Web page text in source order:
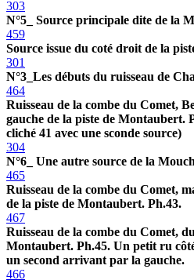
303
N°5_ Source principale dite de la
459
Source issue du coté droit de la
301
N°3_Les débuts du ruisseau de
464
Ruisseau de la combe du Comet,
gauche de la piste de Montaubert.
cliché 41 avec une sconde source)
304
N°6_ Une autre source de la
465
Ruisseau de la combe du Comet,
de la piste de Montaubert. Ph.43.
467
Ruisseau de la combe du Comet,
Montaubert. Ph.45. Un petit ru
un second arrivant par la gauche.
466